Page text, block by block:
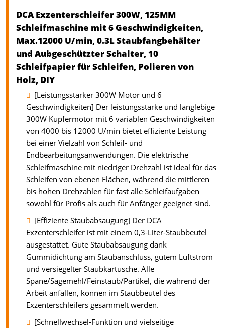
DCA Exzenterschleifer 300W, 125MM
Schleifmaschine mit 6 Geschwindigkeiten,
Max.12000 U/min, 0.3L Staubfangbehälter
und Aubgeschützter Schalter, 10
Schleifpapier für Schleifen, Polieren von
Holz, DIY
[Leistungsstarker 300W Motor und 6
Geschwindigkeiten] Der leistungsstarke und langlebige
300W Kupfermotor mit 6 variablen Geschwindigkeiten
von 4000 bis 12000 U/min bietet effiziente Leistung
bei einer Vielzahl von Schleif- und
Endbearbeitungsanwendungen. Die elektrische
Schleifmaschine mit niedriger Drehzahl ist ideal für das
Schleifen von ebenen Flächen, während die mittleren
bis hohen Drehzahlen für fast alle Schleifaufgaben
sowohl für Profis als auch für Anfänger geeignet sind.
[Effiziente Staubabsaugung] Der DCA
Exzenterschleifer ist mit einem 0,3-Liter-Staubbeutel
ausgestattet. Gute Staubabsaugung dank
Gummidichtung am Staubanschluss, gutem Luftstrom
und versiegelter Staubkartusche. Alle
Späne/Sägemehl/Feinstaub/Partikel, die während der
Arbeit anfallen, können im Staubbeutel des
Exzenterschleifers gesammelt werden.
[Schnellwechsel-Funktion und vielseitige